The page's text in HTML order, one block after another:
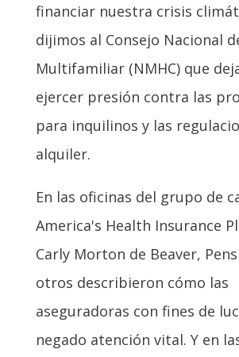
financiar nuestra crisis
dijimos al Consejo Nacional
Multifamiliar (NMHC) que
ejercer presión contra las
para inquilinos y las
alquiler.
En las oficinas del grupo de
America's Health Insurance
Carly Morton de Beaver,
otros describieron cómo las
aseguradoras con fines de
negado atención vital. Y en